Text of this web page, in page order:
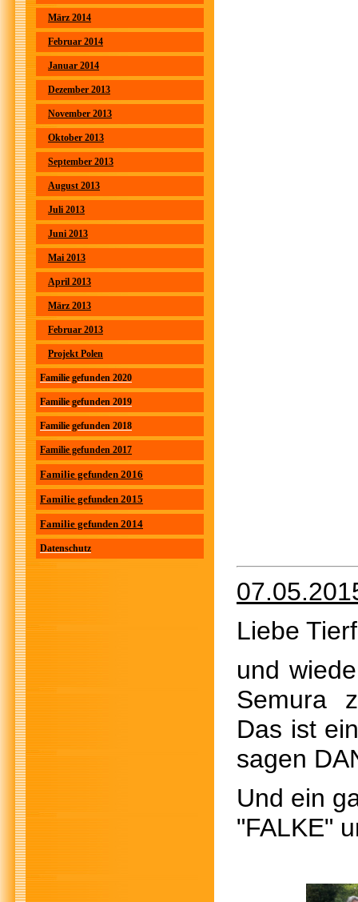
März 2014
Februar 2014
Januar 2014
Dezember 2013
November 2013
Oktober 2013
September 2013
August 2013
Juli 2013
Juni 2013
Mai 2013
April 2013
März 2013
Februar 2013
Projekt Polen
Familie gefunden 2020
Familie gefunden 2019
Familie gefunden 2018
Familie gefunden 2017
Familie gefunden 2016
Familie gefunden 2015
Familie gefunden 2014
Datenschutz
Liebe
und
Semura
Das ist
sagen
Und ein
"FALKE"